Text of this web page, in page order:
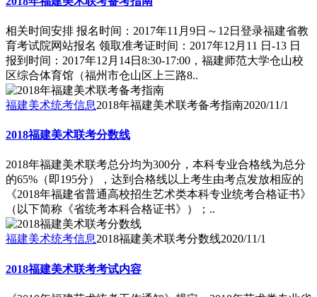
相关时间安排 报名时间：2017年11月9日～12日登录福建省教
育考试院网站报名 领取准考证时间：2017年12月11 日-13 日
报到时间：2017年12月14日8:30-17:00，福建师范大学仓山校
区综合体育馆（福州市仓山区上三路8..
福建美术统考信息2018年福建美术联考备考指南2020/11/1
2018福建美术联考分数线
2018年福建美术联考总分均为300分，本科专业合格线为总分
的65%（即195分），达到合格线以上考生由考点发放相应的
《2018年福建省普通高校招生艺术类本科专业统考合格证书》
（以下简称《省统考本科合格证书》）；..
福建美术统考信息2018福建美术联考分数线2020/11/1
2018福建美术联考考试内容